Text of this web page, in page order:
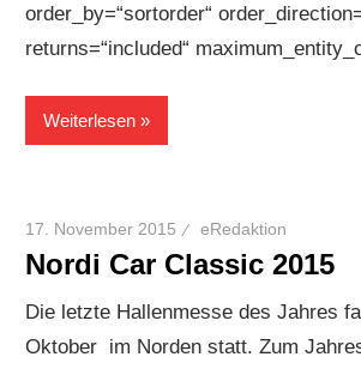
order_by=“sortorder“
returns=“included“
Weiterlesen
17. November 2015 eRedaktion
Nordi Car Classic 2015
Die letzte Hallenmesse des Jahres
Oktober im Norden statt. Zum